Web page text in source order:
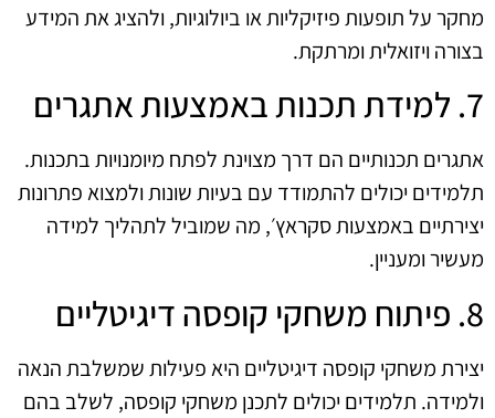
מחקר על תופעות פיזיקליות או ביולוגיות, ולהציג את המידע
בצורה ויזואלית ומרתקת.
7. למידת תכנות באמצעות אתגרים
אתגרים תכנותיים הם דרך מצוינת לפתח מיומנויות בתכנות.
תלמידים יכולים להתמודד עם בעיות שונות ולמצוא פתרונות
יצירתיים באמצעות סקראץ׳, מה שמוביל לתהליך למידה
מעשיר ומעניין.
8. פיתוח משחקי קופסה דיגיטליים
יצירת משחקי קופסה דיגיטליים היא פעילות שמשלבת הנאה
ולמידה. תלמידים יכולים לתכנן משחקי קופסה, לשלב בהם